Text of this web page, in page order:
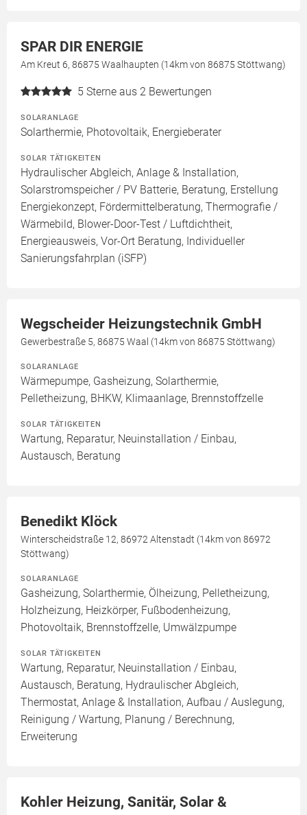
SPAR DIR ENERGIE
Am Kreut 6, 86875 Waalhaupten (14km von 86875 Stöttwang)
5 Sterne aus 2 Bewertungen
SOLARANLAGE
Solarthermie, Photovoltaik, Energieberater
SOLAR TÄTIGKEITEN
Hydraulischer Abgleich, Anlage & Installation,
Solarstromspeicher / PV Batterie, Beratung, Erstellung
Energiekonzept, Fördermittelberatung, Thermografie /
Wärmebild, Blower-Door-Test / Luftdichtheit,
Energieausweis, Vor-Ort Beratung, Individueller
Sanierungsfahrplan (iSFP)
Wegscheider Heizungstechnik GmbH
Gewerbestraße 5, 86875 Waal (14km von 86875 Stöttwang)
SOLARANLAGE
Wärmepumpe, Gasheizung, Solarthermie,
Pelletheizung, BHKW, Klimaanlage, Brennstoffzelle
SOLAR TÄTIGKEITEN
Wartung, Reparatur, Neuinstallation / Einbau,
Austausch, Beratung
Benedikt Klöck
Winterscheidstraße 12, 86972 Altenstadt (14km von 86972
Stöttwang)
SOLARANLAGE
Gasheizung, Solarthermie, Ölheizung, Pelletheizung,
Holzheizung, Heizkörper, Fußbodenheizung,
Photovoltaik, Brennstoffzelle, Umwälzpumpe
SOLAR TÄTIGKEITEN
Wartung, Reparatur, Neuinstallation / Einbau,
Austausch, Beratung, Hydraulischer Abgleich,
Thermostat, Anlage & Installation, Aufbau / Auslegung,
Reinigung / Wartung, Planung / Berechnung,
Erweiterung
Kohler Heizung, Sanitär, Solar &